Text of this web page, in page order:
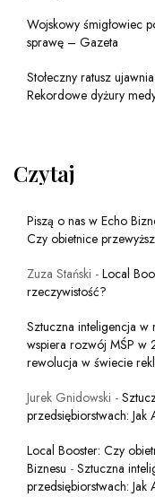
Wojskowy śmigłowiec
sprawę – Gazeta
Stołeczny ratusz
Rekordowe dyżury
Czytaj
Piszą o nas w Echo
Czy obietnice
Zuza Stański - Local
rzeczywistość?
Sztuczna inteligencja w
wspiera rozwój MŚP w
rewolucja w świecie
Jurek Gnidowski -
przedsiębiorstwach:
Local Booster: Czy
Biznesu - Sztuczna
przedsiębiorstwach: